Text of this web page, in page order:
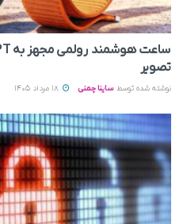
تصویر
نوشته شده توسط ساینا چمنی